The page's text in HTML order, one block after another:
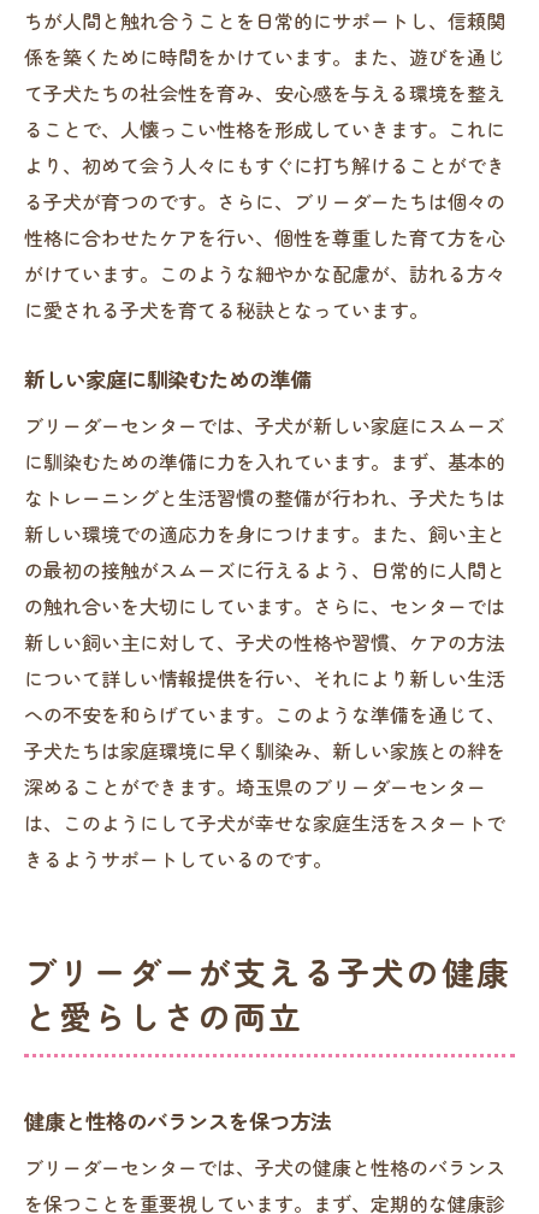
ちが人間と触れ合うことを日常的にサポートし、信頼関
係を築くために時間をかけています。また、遊びを通じ
て子犬たちの社会性を育み、安心感を与える環境を整え
ることで、人懐っこい性格を形成していきます。これに
より、初めて会う人々にもすぐに打ち解けることができ
る子犬が育つのです。さらに、ブリーダーたちは個々の
性格に合わせたケアを行い、個性を尊重した育て方を心
がけています。このような細やかな配慮が、訪れる方々
に愛される子犬を育てる秘訣となっています。
新しい家庭に馴染むための準備
ブリーダーセンターでは、子犬が新しい家庭にスムーズ
に馴染むための準備に力を入れています。まず、基本的
なトレーニングと生活習慣の整備が行われ、子犬たちは
新しい環境での適応力を身につけます。また、飼い主と
の最初の接触がスムーズに行えるよう、日常的に人間と
の触れ合いを大切にしています。さらに、センターでは
新しい飼い主に対して、子犬の性格や習慣、ケアの方法
について詳しい情報提供を行い、それにより新しい生活
への不安を和らげています。このような準備を通じて、
子犬たちは家庭環境に早く馴染み、新しい家族との絆を
深めることができます。埼玉県のブリーダーセンター
は、このようにして子犬が幸せな家庭生活をスタートで
きるようサポートしているのです。
ブリーダーが支える子犬の健康
と愛らしさの両立
健康と性格のバランスを保つ方法
ブリーダーセンターでは、子犬の健康と性格のバランス
を保つことを重要視しています。まず、定期的な健康診